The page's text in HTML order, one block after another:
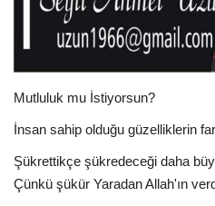
EĞİTİM
Resmiilan
Mutluluk mu İstiyorsun?
İnsan sahip olduğu güzelliklerin
Şükrettikçe şükredeceği daha
Çünkü şükür Yaradan Allah'ın